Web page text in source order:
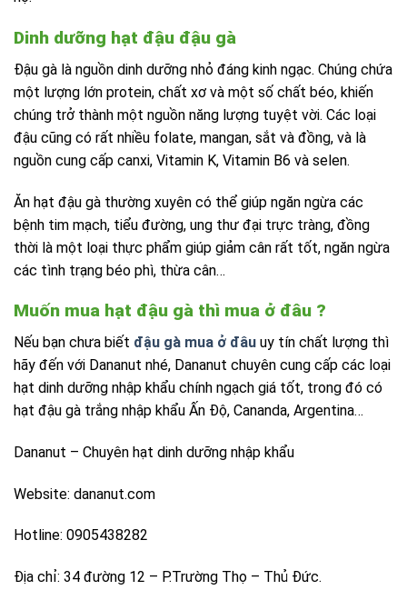
Dinh dưỡng hạt đậu đậu gà
Đậu gà là nguồn dinh dưỡng nhỏ đáng kinh ngạc. Chúng chứa
một lượng lớn protein, chất xơ và một số chất béo, khiến
chúng trở thành một nguồn năng lượng tuyệt vời. Các loại
đậu cũng có rất nhiều folate, mangan, sắt và đồng, và là
nguồn cung cấp canxi, Vitamin K, Vitamin B6 và selen.
Ăn hạt đậu gà thường xuyên có thể giúp ngăn ngừa các
bệnh tim mạch, tiểu đường, ung thư đại trực tràng, đồng
thời là một loại thực phẩm giúp giảm cân rất tốt, ngăn ngừa
các tình trạng béo phì, thừa cân…
Muốn mua hạt đậu gà thì mua ở đâu ?
Nếu bạn chưa biết đậu gà mua ở đâu uy tín chất lượng thì
hãy đến với Dananut nhé, Dananut chuyên cung cấp các loại
hạt dinh dưỡng nhập khẩu chính ngạch giá tốt, trong đó có
hạt đậu gà trắng nhập khẩu Ấn Độ, Cananda, Argentina…
Dananut – Chuyên hạt dinh dưỡng nhập khẩu
Website: dananut.com
Hotline: 0905438282
Địa chỉ: 34 đường 12 – P.Trường Thọ – Thủ Đức.